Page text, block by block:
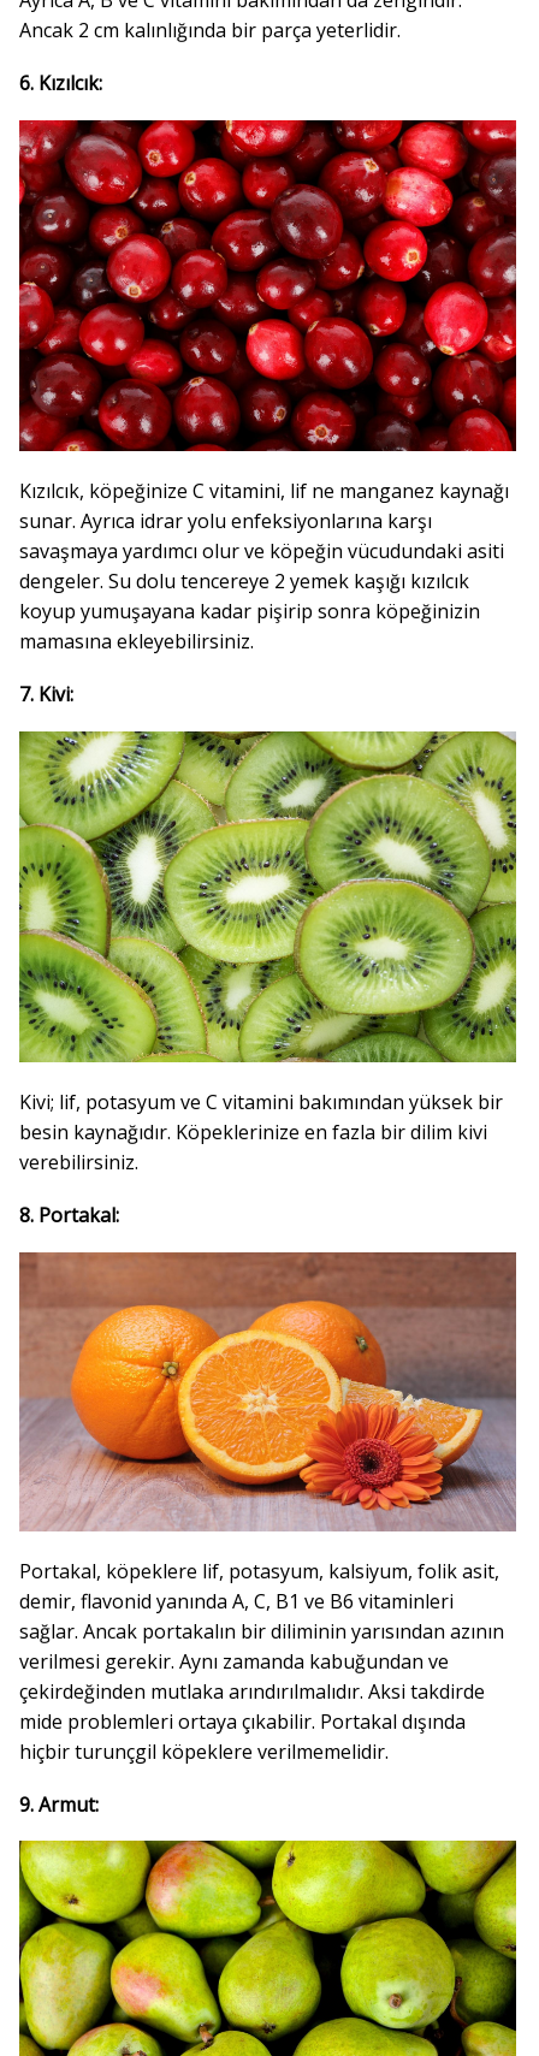
Ancak 2 cm kalınlığında bir parça yeterlidir.
6. Kızılcık:
Kızılcık, köpeğinize C vitamini, lif ne manganez kaynağı
sunar. Ayrıca idrar yolu enfeksiyonlarına karşı
savaşmaya yardımcı olur ve köpeğin vücudundaki asiti
dengeler. Su dolu tencereye 2 yemek kaşığı kızılcık
koyup yumuşayana kadar pişirip sonra köpeğinizin
mamasına ekleyebilirsiniz.
7. Kivi:
Kivi; lif, potasyum ve C vitamini bakımından yüksek bir
besin kaynağıdır. Köpeklerinize en fazla bir dilim kivi
verebilirsiniz.
8. Portakal:
Portakal, köpeklere lif, potasyum, kalsiyum, folik asit,
demir, flavonid yanında A, C, B1 ve B6 vitaminleri
sağlar. Ancak portakalın bir diliminin yarısından azının
verilmesi gerekir. Aynı zamanda kabuğundan ve
çekirdeğinden mutlaka arındırılmalıdır. Aksi takdirde
mide problemleri ortaya çıkabilir. Portakal dışında
hiçbir turunçgil köpeklere verilmemelidir.
9. Armut: